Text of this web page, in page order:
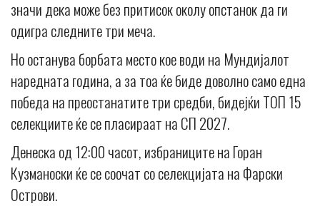
значи дека може без притисок околу опстанок да ги
одигра следните три меча.
Но останува борбата место кое води на Мундијалот
наредната година, а за тоа ќе биде доволно само една
победа на преостанатите три средби, бидејќи ТОП 15
селекциите ќе се пласираат на СП 2027.
Денеска од 12:00 часот, избраниците на Горан
Кузманоски ќе се соочат со селекцијата на Фарски
Острови.